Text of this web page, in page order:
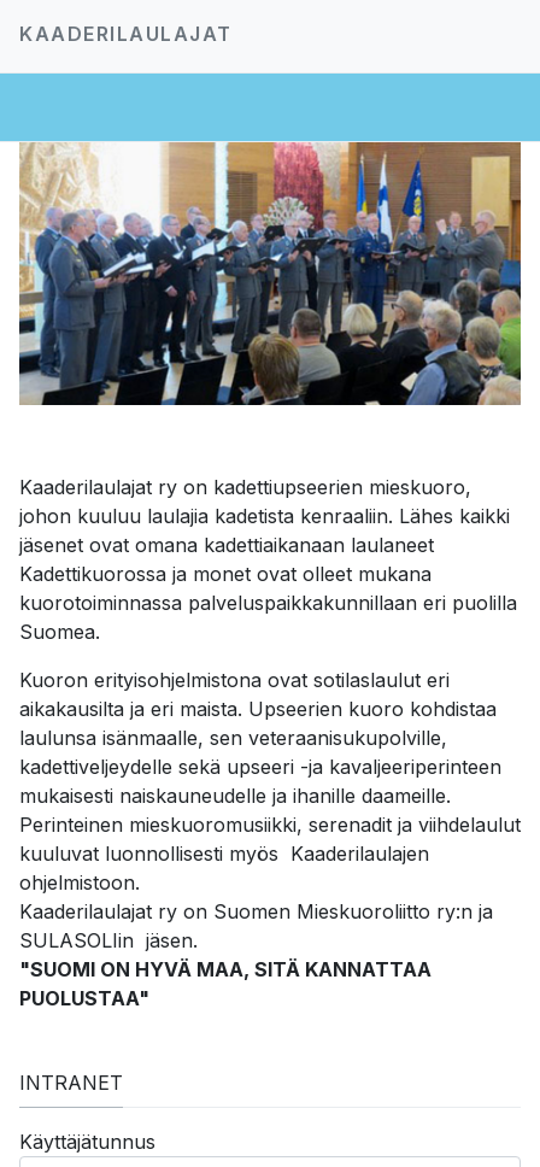
KAADERILAULAJAT
Kaaderilaulajat ry on kadettiupseerien mieskuoro,
johon kuuluu laulajia kadetista kenraaliin. Lähes kaikki
jäsenet ovat omana kadettiaikanaan laulaneet
Kadettikuorossa ja monet ovat olleet mukana
kuorotoiminnassa palveluspaikkakunnillaan eri puolilla
Suomea.
Kuoron erityisohjelmistona ovat sotilaslaulut eri
aikakausilta ja eri maista. Upseerien kuoro kohdistaa
laulunsa isänmaalle, sen veteraanisukupolville,
kadettiveljeydelle sekä upseeri -ja kavaljeeriperinteen
mukaisesti naiskauneudelle ja ihanille daameille.
Perinteinen mieskuoromusiikki, serenadit ja viihdelaulut
kuuluvat luonnollisesti myös Kaaderilaulajen
ohjelmistoon.
Kaaderilaulajat ry on Suomen Mieskuoroliitto ry:n ja
SULASOLIin jäsen.
"SUOMI ON HYVÄ MAA, SITÄ KANNATTAA
PUOLUSTAA"
INTRANET
Käyttäjätunnus